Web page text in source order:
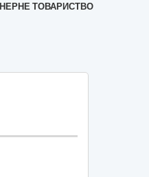
ТОВАРИСТВО